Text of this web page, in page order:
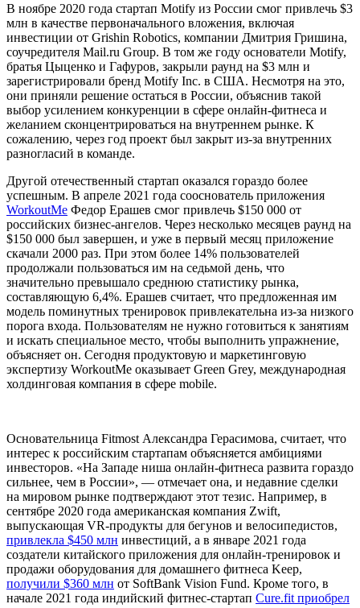
В ноябре 2020 года стартап Motify из России смог привлечь $3
млн в качестве первоначального вложения, включая
инвестиции от Grishin Robotics, компании Дмитрия Гришина,
соучредителя Mail.ru Group. В том же году основатели Motify,
братья Цыценко и Гафуров, закрыли раунд на $3 млн и
зарегистрировали бренд Motify Inc. в США. Несмотря на это,
они приняли решение остаться в России, объяснив такой
выбор усилением конкуренции в сфере онлайн-фитнеса и
желанием сконцентрироваться на внутреннем рынке. К
сожалению, через год проект был закрыт из-за внутренних
разногласий в команде.
Другой отечественный стартап оказался гораздо более
успешным. В апреле 2021 года сооснователь приложения
WorkoutMe Федор Ерашев смог привлечь $150 000 от
российских бизнес-ангелов. Через несколько месяцев раунд на
$150 000 был завершен, и уже в первый месяц приложение
скачали 2000 раз. При этом более 14% пользователей
продолжали пользоваться им на седьмой день, что
значительно превышало среднюю статистику рынка,
составляющую 6,4%. Ерашев считает, что предложенная им
модель поминутных тренировок привлекательна из-за низкого
порога входа. Пользователям не нужно готовиться к занятиям
и искать специальное место, чтобы выполнить упражнение,
объясняет он. Сегодня продуктовую и маркетинговую
экспертизу WorkoutMe оказывает Green Grey, международная
холдинговая компания в сфере mobile.
Основательница Fitmost Александра Герасимова, считает, что
интерес к российским стартапам объясняется амбициями
инвесторов. «На Западе ниша онлайн-фитнеса развита гораздо
сильнее, чем в России», — отмечает она, и недавние сделки
на мировом рынке подтверждают этот тезис. Например, в
сентябре 2020 года американская компания Zwift,
выпускающая VR-продукты для бегунов и велосипедистов,
привлекла $450 млн инвестиций, а в январе 2021 года
создатели китайского приложения для онлайн-тренировок и
продажи оборудования для домашнего фитнеса Keep,
получили $360 млн от SoftBank Vision Fund. Кроме того, в
начале 2021 года индийский фитнес-стартап Cure.fit приобрел